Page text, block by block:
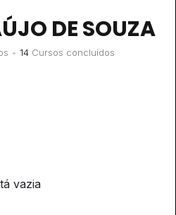
DE SOUZA
• 14Cursos concluídos
vazia